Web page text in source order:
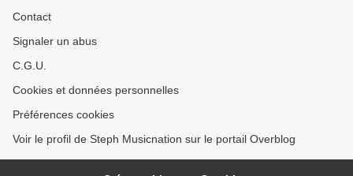
Contact
Signaler un abus
C.G.U.
Cookies et données personnelles
Préférences cookies
Voir le profil de Steph Musicnation sur le portail Overblog